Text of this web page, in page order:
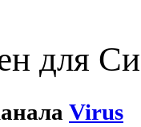
для
Virus